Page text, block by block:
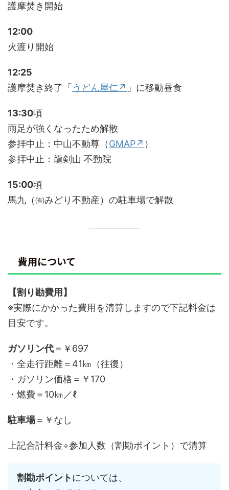
護摩焚き開始
12:00
火渡り開始
12:25
護摩焚き終了「 うどん屋仁↗ 」に移動昼食
13:30頃
雨足が強くなったため解散
参拝中止：中山不動尊（GMAP↗ ）
参拝中止：龍剣山 不動院
15:00頃
馬九（㈲みどり不動産）の駐車場で解散
費用について
【割り勘費用】
※実際にかかった費用を清算しますので下記料金は
目安です。
ガソリン代＝￥697
・全走行距離＝41㎞（往復）
・ガソリン価格＝￥170
・燃費＝10㎞／ℓ
駐車場＝￥なし
上記合計料金÷参加人数（割勘ポイント）で清算
割勘ポイントについては、